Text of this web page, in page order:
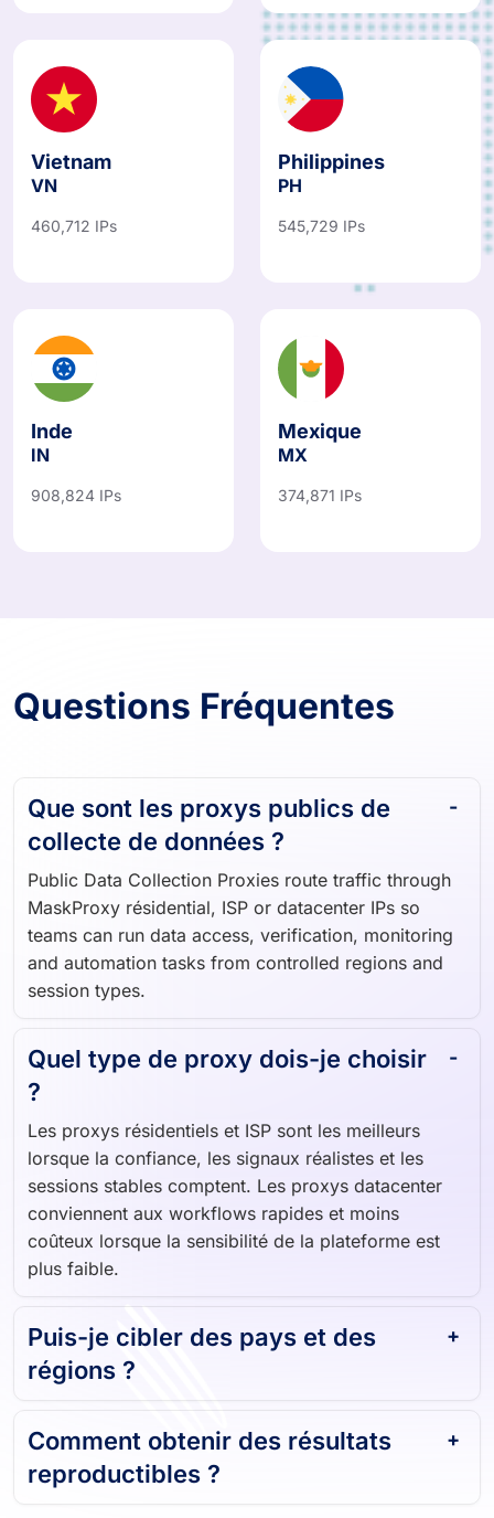
Vietnam
VN
460,712 IPs
Philippines
PH
545,729 IPs
Inde
IN
908,824 IPs
Mexique
MX
374,871 IPs
Questions Fréquentes
Que sont les proxys publics de
collecte de données ?
Public Data Collection Proxies route traffic through
MaskProxy résidential, ISP or datacenter IPs so
teams can run data access, verification, monitoring
and automation tasks from controlled regions and
session types.
Quel type de proxy dois-je choisir
?
Les proxys résidentiels et ISP sont les meilleurs
lorsque la confiance, les signaux réalistes et les
sessions stables comptent. Les proxys datacenter
conviennent aux workflows rapides et moins
coûteux lorsque la sensibilité de la plateforme est
plus faible.
Puis-je cibler des pays et des
régions ?
Comment obtenir des résultats
reproductibles ?